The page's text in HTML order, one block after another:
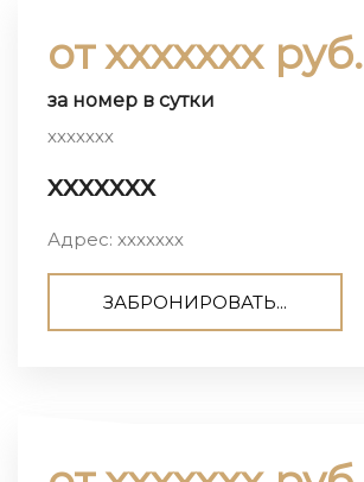
от ххххххх руб.
за номер в сутки
ххххххх
ххххххх
Адрес: ххххххх
ЗАБРОНИРОВАТЬ...